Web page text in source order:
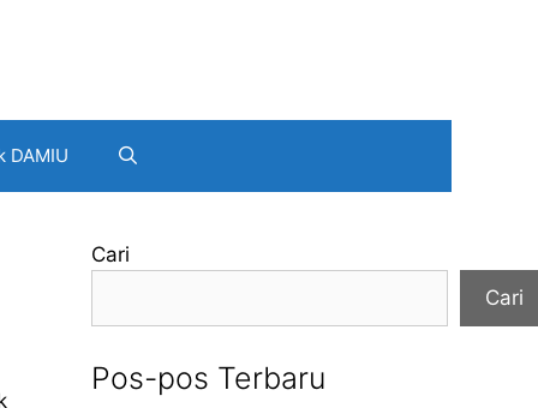
DAMIU
Cari
Cari
Pos-pos Terbaru